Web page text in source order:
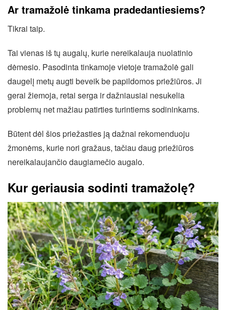
Ar tramažolė tinkama pradedantiesiems?
Tikrai taip.
Tai vienas iš tų augalų, kurie nereikalauja nuolatinio
dėmesio. Pasodinta tinkamoje vietoje tramažolė gali
daugelį metų augti beveik be papildomos priežiūros. Ji
gerai žiemoja, retai serga ir dažniausiai nesukelia
problemų net mažiau patirties turintiems sodininkams.
Būtent dėl šios priežasties ją dažnai rekomenduoju
žmonėms, kurie nori gražaus, tačiau daug priežiūros
nereikalaujančio daugiamečio augalo.
Kur geriausia sodinti tramažolę?